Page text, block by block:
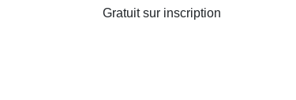
Gratuit sur inscription